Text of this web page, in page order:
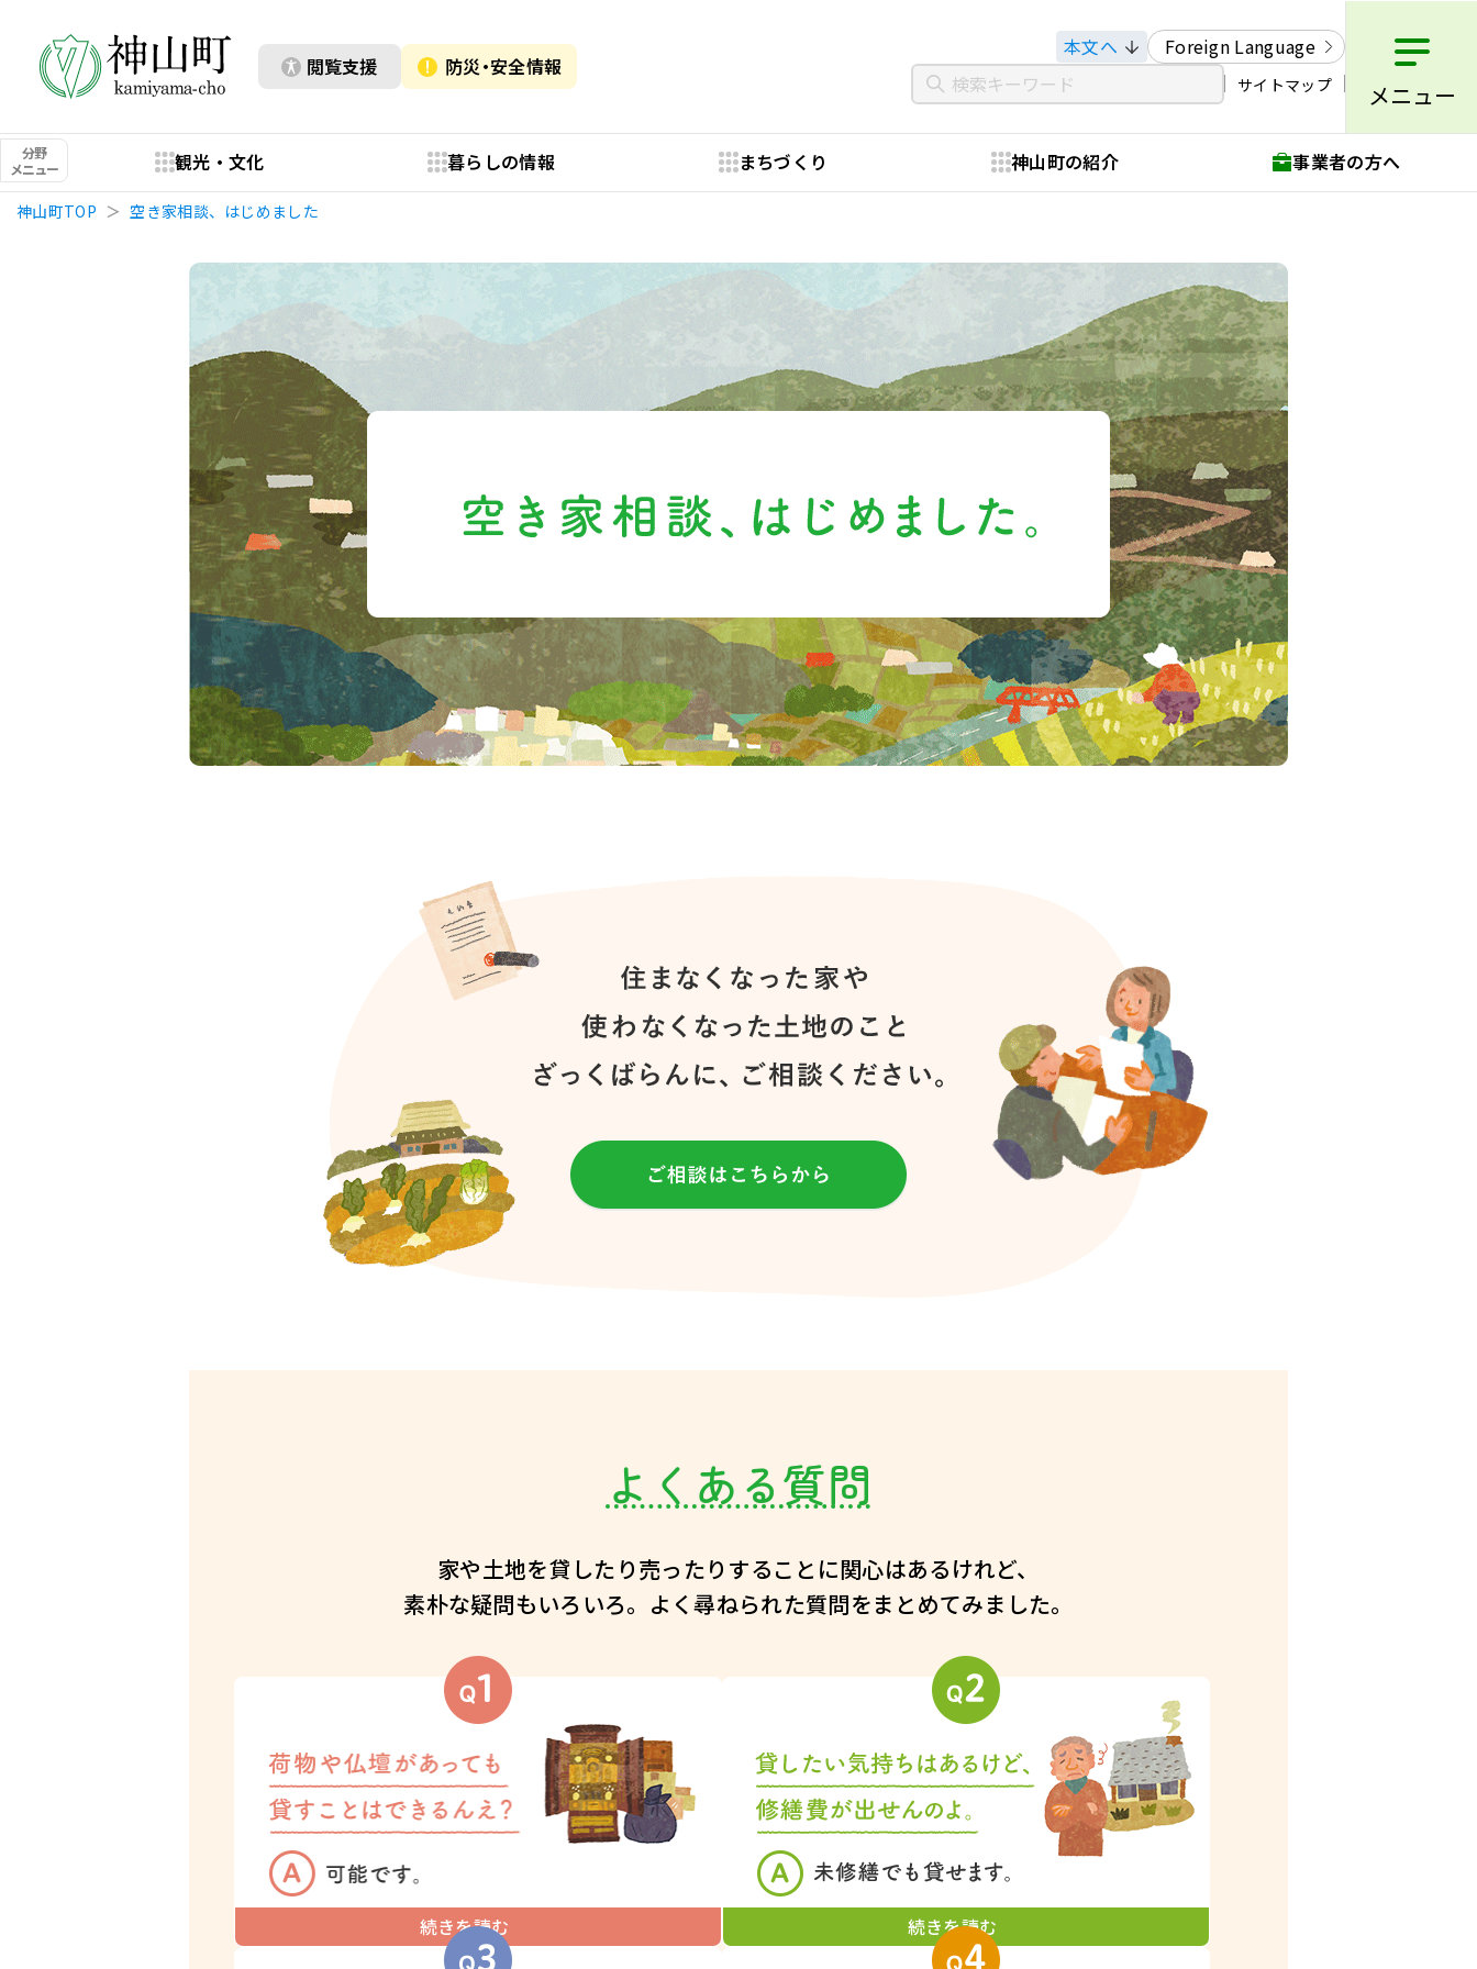
閲覧支援 防災・安全情報
本文へ Foreign Language
サイトマップ メニュー
分野
メニュー
観光・文化 暮らしの情報 まちづくり 神山町の紹介 事業者の方へ
神山町TOP 空き家相談、はじめました
よくある質問
家や土地を貸したり売ったりすることに関心はあるけれど、
素朴な疑問もいろいろ。 よく尋ねられた質問をまとめてみました。
続きを読む 続きを読む